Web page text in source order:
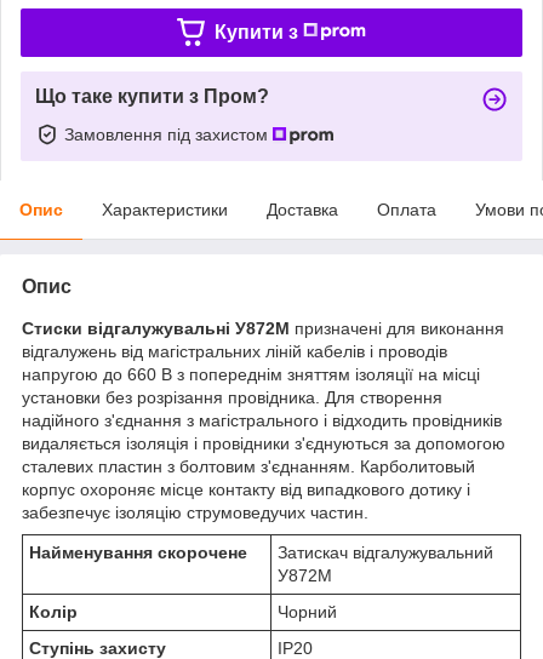
Купити з
Що таке купити з Пром?
Замовлення під захистом
Опис Характеристики Доставка Оплата Умови
Опис
Стиски відгалужувальні У872М призначені для виконання
відгалужень від магістральних ліній кабелів і проводів
напругою до 660 В з попереднім зняттям ізоляції на місці
установки без розрізання провідника. Для створення
надійного з'єднання з магістрального і відходить провідників
видаляється ізоляція і провідники з'єднуються за допомогою
сталевих пластин з болтовим з'єднанням. Карболитовый
корпус охороняє місце контакту від випадкового дотику і
забезпечує ізоляцію струмоведучих частин.
Найменування скорочене
Затискач відгалужувальний
У872М
Колір
Чорний
Ступінь захисту
IP20